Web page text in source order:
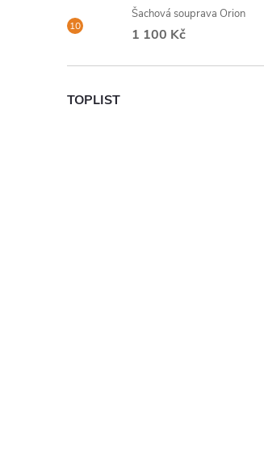
Šachová souprava Orion
1 100 Kč
TOPLIST